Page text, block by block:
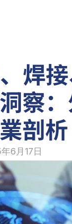
焊
察
剖析
6月17日